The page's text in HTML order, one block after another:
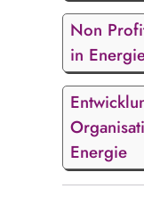
Non
in
Energie